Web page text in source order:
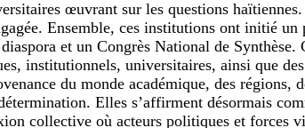
œuvrant sur les questions
Ensemble, ces institutions ont initié
et un Congrès National de
institutionnels, universitaires, ainsi que
du monde académique, des régions,
Elles s’affirment désormais
collective où acteurs politiques et forces